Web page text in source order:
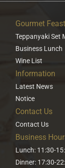
Gourmet Feast
Teppanyaki Set
Business Lunch
Wine List
Information
Latest News
Notice
Contact Us
Contact Us
Business
Lunch: 11:30-
Dinner: 17:30-